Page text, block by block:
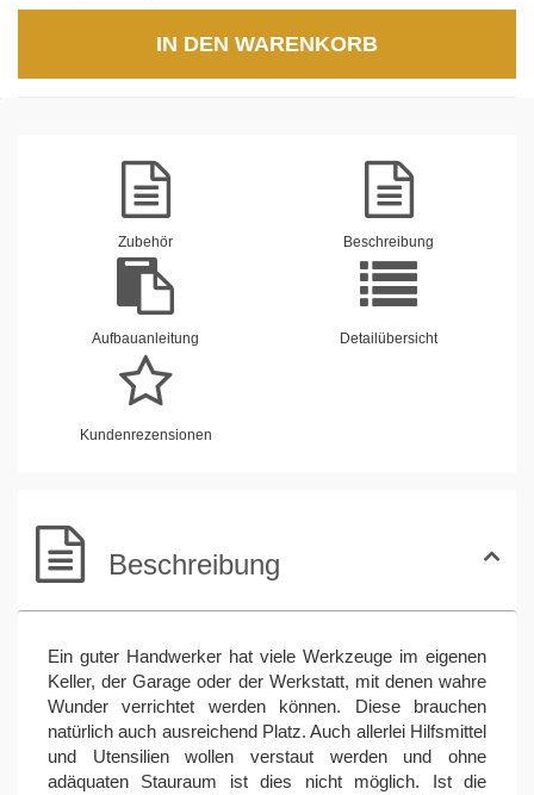
IN DEN WARENKORB
Zubehör Beschreibung
Aufbauanleitung Detailübersicht
Kundenrezensionen
Beschreibung
Ein guter Handwerker hat viele Werkzeuge im eigenen
Keller, der Garage oder der Werkstatt, mit denen wahre
Wunder verrichtet werden können. Diese brauchen
natürlich auch ausreichend Platz. Auch allerlei Hilfsmittel
und Utensilien wollen verstaut werden und ohne
adäquaten Stauraum ist dies nicht möglich. Ist die